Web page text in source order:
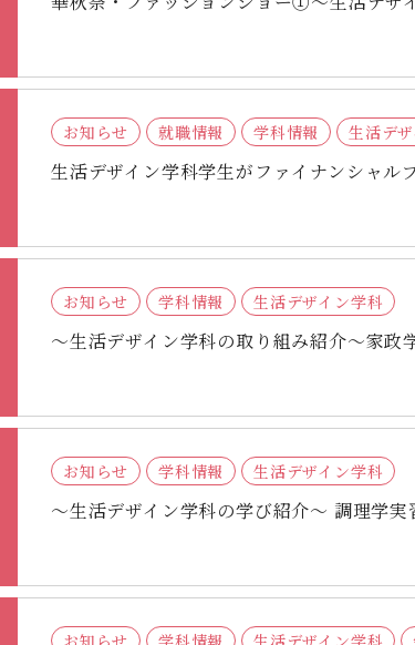
お知らせ 就職情報 学科情報 生活デ
生活デザイン学科学生がファイナンシャル
お知らせ 学科情報 生活デザイン学科
～生活デザイン学科の取り組み紹介～家政
お知らせ 学科情報 生活デザイン学科
～生活デザイン学科の学び紹介～ 調理学